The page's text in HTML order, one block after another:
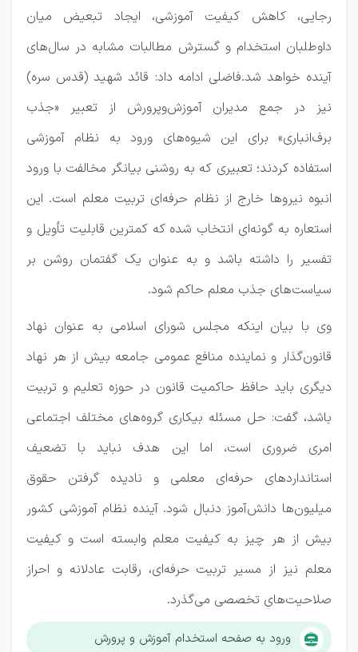
رجایی، کاهش کیفیت آموزشی، ایجاد تبعیض میان
داوطلبان استخدام و گسترش مطالبات مشابه در سال‌های
آینده خواهد شد.فاضلی ادامه داد: قائد شهید (قدس سره)
نیز در جمع مدیران آموزش‌وپرورش از تعبیر «جذب
برف‌انباری» برای این شیوه‌های ورود به نظام آموزشی
استفاده کردند؛ تعبیری که به روشنی بیانگر مخالفت با ورود
انبوه نیروها خارج از نظام حرفه‌ای تربیت معلم است. این
استعاره به گونه‌ای انتخاب شده که کمترین قابلیت تأویل و
تفسیر را داشته باشد و به عنوان یک گفتمان روشن بر
سیاست‌های جذب معلم حاکم شود.
وی با بیان اینکه مجلس شورای اسلامی به عنوان نهاد
قانون‌گذار و نماینده منافع عمومی جامعه بیش از هر نهاد
دیگری باید حافظ حاکمیت قانون در حوزه تعلیم و تربیت
باشد، گفت: حل مسئله بیکاری گروه‌های مختلف اجتماعی
امری ضروری است، اما این هدف نباید با تضعیف
استانداردهای حرفه‌ای معلمی و نادیده گرفتن حقوق
میلیون‌ها دانش‌آموز دنبال شود. آینده نظام آموزشی کشور
بیش از هر چیز به کیفیت معلم وابسته است و کیفیت
معلم نیز از مسیر تربیت حرفه‌ای، رقابت عادلانه و احراز
صلاحیت‌های تخصصی می‌گذرد.
ورود به صفحه استخدام آموزش و پرورش